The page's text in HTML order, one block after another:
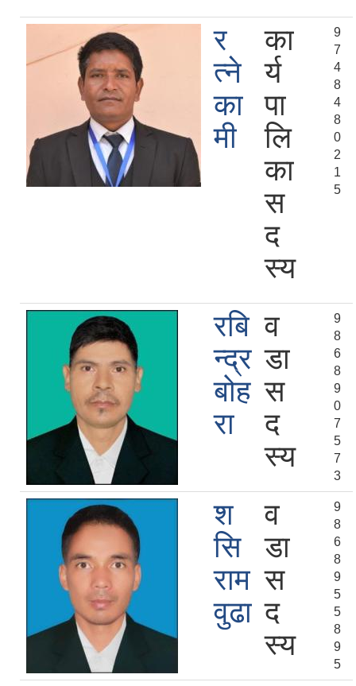
र
त्ने
का
मी
का
र्य
पा
लि
का
स
द
स्य
9
7
4
8
4
8
0
2
1
5
रबि
न्द्र
बोह
रा
व
डा
स
द
स्य
9
8
6
8
9
0
7
5
7
3
श
सि
राम
वुढा
व
डा
स
द
स्य
9
8
6
8
9
5
5
8
9
5